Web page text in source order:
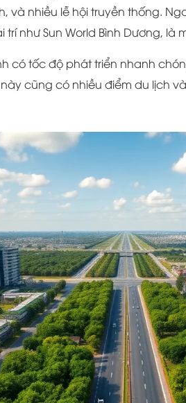
và nhiều lễ hội truyền thống.
như Sun World Bình Dương,
có tốc độ phát triển nhanh
cũng có nhiều điểm du lịch